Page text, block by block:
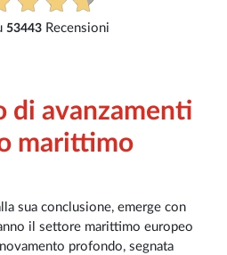
di avanzamenti
marittimo
sua conclusione, emerge con
il settore marittimo europeo
profondo, segnata